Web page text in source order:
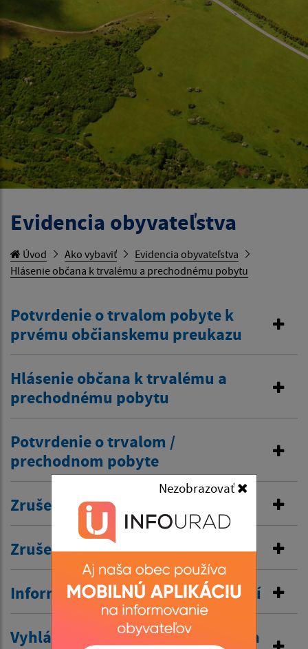
Nezobrazovať
Evidencia obyvateľstva
Úvod Ako vybaviť
Evidencia obyvateľstva
Hlásenie občana k trvalému a prechodnému pobytu
Potvrdenie o trvalom pobyte k
prvému občianskemu preukazu
Hlásenie občana k trvalému a
prechodnému pobytu
Potvrdenie o trvalom /
prechodnom pobyte
Zrušenie trvalého pobytu
Zrušenie prechodného pobytu
Informovanie o pobyte v zahraničí
Vyhlásenie o zákaze poskytovania